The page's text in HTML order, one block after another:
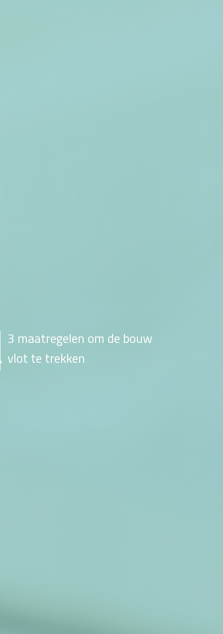
3 maatregelen om de bouw
vlot te trekken